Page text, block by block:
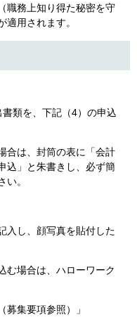
務上知り得た秘密を守
適用されます。
類を、下記（4）の申込
、封筒の表に「会計
込」と朱書きし、必ず簡
。
し、顔写真を貼付した
場合は、ハローワーク
集要項参照）」